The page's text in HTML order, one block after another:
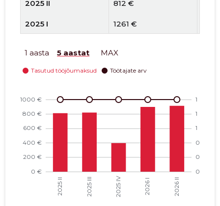
2025 II 812 €
2025 I 1261 €
1223 €
2023 IV 1834 €
2023 III
2023 II
-
1 aasta 5 aastat MAX